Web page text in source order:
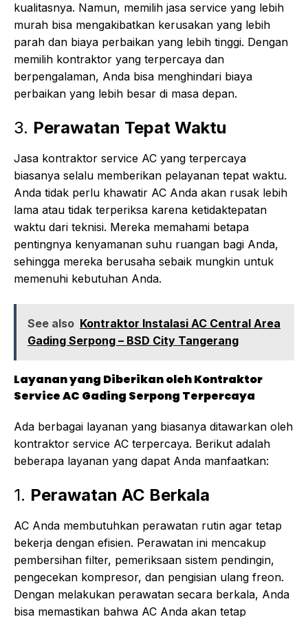
kualitasnya. Namun, memilih jasa service yang lebih
murah bisa mengakibatkan kerusakan yang lebih
parah dan biaya perbaikan yang lebih tinggi. Dengan
memilih kontraktor yang terpercaya dan
berpengalaman, Anda bisa menghindari biaya
perbaikan yang lebih besar di masa depan.
3. Perawatan Tepat Waktu
Jasa kontraktor service AC yang terpercaya
biasanya selalu memberikan pelayanan tepat waktu.
Anda tidak perlu khawatir AC Anda akan rusak lebih
lama atau tidak terperiksa karena ketidaktepatan
waktu dari teknisi. Mereka memahami betapa
pentingnya kenyamanan suhu ruangan bagi Anda,
sehingga mereka berusaha sebaik mungkin untuk
memenuhi kebutuhan Anda.
See also Kontraktor Instalasi AC Central Area
Gading Serpong – BSD City Tangerang
Layanan yang Diberikan oleh Kontraktor
Service AC Gading Serpong Terpercaya
Ada berbagai layanan yang biasanya ditawarkan oleh
kontraktor service AC terpercaya. Berikut adalah
beberapa layanan yang dapat Anda manfaatkan:
1. Perawatan AC Berkala
AC Anda membutuhkan perawatan rutin agar tetap
bekerja dengan efisien. Perawatan ini mencakup
pembersihan filter, pemeriksaan sistem pendingin,
pengecekan kompresor, dan pengisian ulang freon.
Dengan melakukan perawatan secara berkala, Anda
bisa memastikan bahwa AC Anda akan tetap